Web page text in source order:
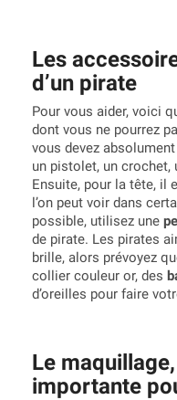
Les
d’un pirate
Pour vous aider, voici
dont vous ne pourrez
vous devez
un pistolet, un crochet,
Ensuite, pour la tête, il
l’on peut voir dans
possible, utilisez une
de pirate. Les pirates
brille, alors prévoyez
collier couleur or, des
d’oreilles pour faire
Le
importante